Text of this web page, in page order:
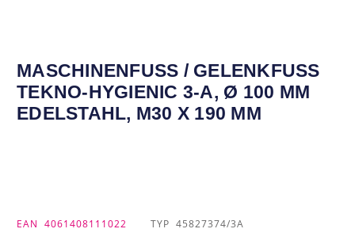
MASCHINENFUSS / GELENKFUSS TE
KNO-HYGIENIC 3-A, Ø 100 MM ED
ELSTAHL, M30 X 190 MM
EAN 4061408111022 TYP 45827374/3A